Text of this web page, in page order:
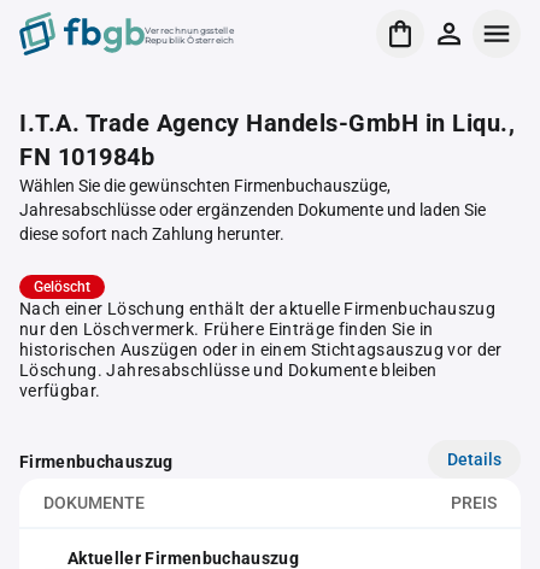
Verrechnungsstelle
Republik Österreich
I.T.A. Trade Agency Handels-GmbH in Liqu.,
FN 101984b
Wählen Sie die gewünschten Firmenbuchauszüge,
Jahresabschlüsse oder ergänzenden Dokumente und laden Sie
diese sofort nach Zahlung herunter.
Gelöscht
Nach einer Löschung enthält der aktuelle Firmenbuchauszug
nur den Löschvermerk. Frühere Einträge finden Sie in
historischen Auszügen oder in einem Stichtagsauszug vor der
Löschung. Jahresabschlüsse und Dokumente bleiben
verfügbar.
Firmenbuchauszug Details
DOKUMENTE PREIS
Aktueller Firmenbuchauszug